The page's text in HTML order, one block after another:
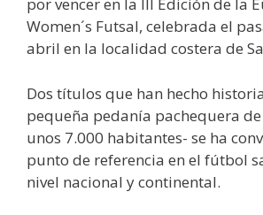
por vencer en la III Edición de la
Women´s Futsal, celebrada el
abril en la localidad costera de
Dos títulos que han hecho
pequeña pedanía pachequera de
unos 7.000 habitantes- se ha
punto de referencia en el fútbol
nivel nacional y continental.